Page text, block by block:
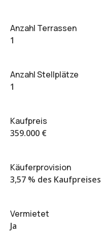
Anzahl Terrassen
1
Anzahl Stellplätze
1
Kaufpreis
359.000 €
Käuferprovision
3,57 % des
Vermietet
Ja